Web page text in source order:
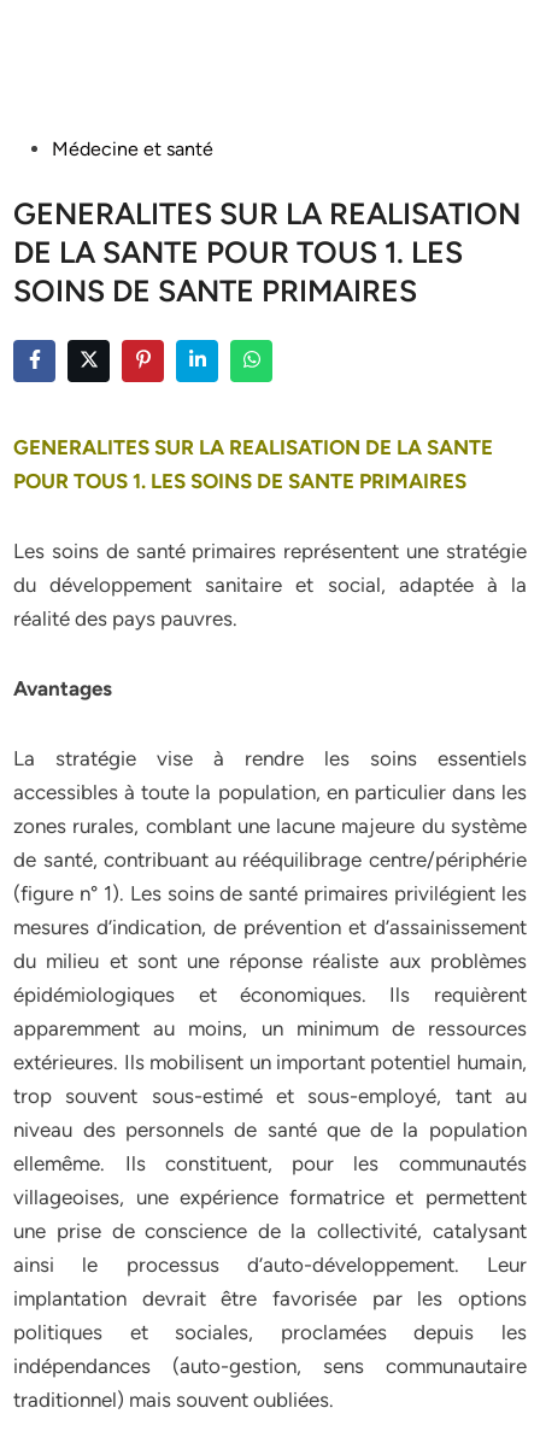
PostedMédecine et santé
GENERALITES SUR LA REALISATION
DE LA SANTE POUR TOUS 1. LES
SOINS DE SANTE PRIMAIRES
GENERALITES SUR LA REALISATION DE LA SANTE
POUR TOUS 1. LES SOINS DE SANTE PRIMAIRES
Les soins de santé primaires représentent une stratégie
du développement sanitaire et social, adaptée à la
réalité des pays pauvres.
Avantages
La stratégie vise à rendre les soins essentiels
accessibles à toute la population, en particulier dans les
zones rurales, comblant une lacune majeure du système
de santé, contribuant au rééquilibrage centre/périphérie
(figure n° 1). Les soins de santé primaires privilégient les
mesures d’indication, de prévention et d’assainissement
du milieu et sont une réponse réaliste aux problèmes
épidémiologiques et économiques. Ils requièrent
apparemment au moins, un minimum de ressources
extérieures. Ils mobilisent un important potentiel humain,
trop souvent sous-estimé et sous-employé, tant au
niveau des personnels de santé que de la population
ellemême. Ils constituent, pour les communautés
villageoises, une expérience formatrice et permettent
une prise de conscience de la collectivité, catalysant
ainsi le processus d’auto-développement. Leur
implantation devrait être favorisée par les options
politiques et sociales, proclamées depuis les
indépendances (auto-gestion, sens communautaire
traditionnel) mais souvent oubliées.